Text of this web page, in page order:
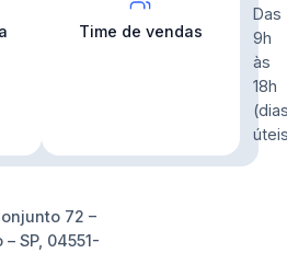
Time de vendas
Das
9h
às
18h
72 –
SP, 04551-